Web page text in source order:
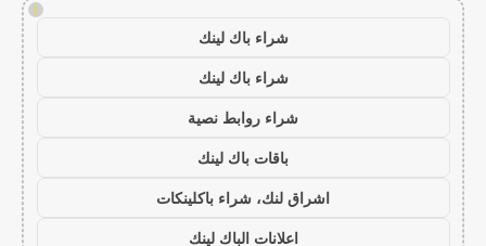
!
شراء باك لينك
شراء باك لينك
شراء روابط نصية
باقات باك لينك
اشراق لنك، شراء باكلينكات
اعلانات الباك لينك